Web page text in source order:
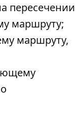
пересечении
маршруту;
маршруту,